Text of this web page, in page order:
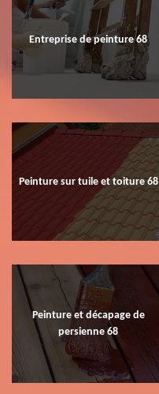
Entreprise de peinture 68
Peinture sur tuile et toiture 68
Peinture et décapage de
persienne 68